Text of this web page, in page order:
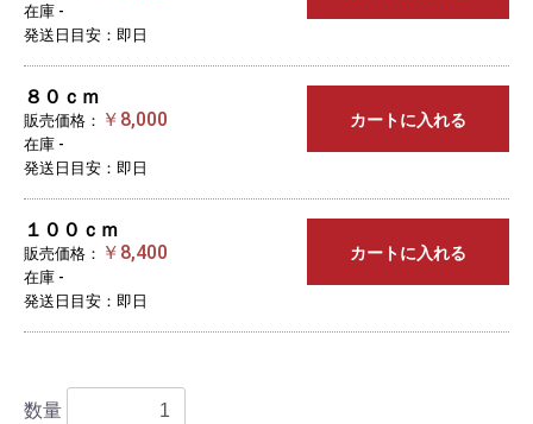
在庫 -
発送日目安：即日
８０ｃｍ
販売価格： ￥8,000
在庫 -
発送日目安：即日
カートに入れる
１００ｃｍ
販売価格： ￥8,400
在庫 -
発送日目安：即日
カートに入れる
数量